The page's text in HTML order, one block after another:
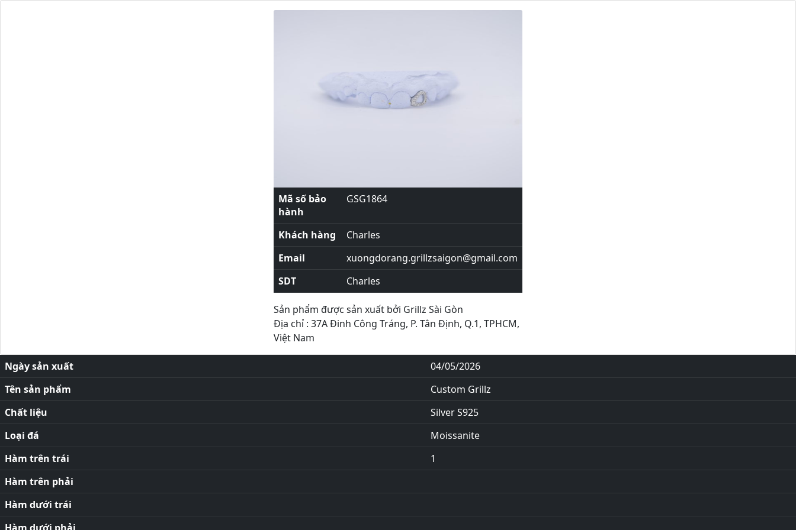
Mã số bảo
hành
GSG1864
Khách hàng
Charles
Email
xuongdorang.grillzsaigon@gmail.com
SDT
Charles
Sản phẩm được sản xuất bởi Grillz Sài Gòn
Địa chỉ : 37A Đinh Công Tráng, P. Tân Định, Q.1, TPHCM,
Việt Nam
Ngày sản xuất
04/05/2026
Tên sản phẩm
Custom Grillz
Chất liệu
Silver S925
Loại đá
Moissanite
Hàm trên trái
1
Hàm trên phải
Hàm dưới trái